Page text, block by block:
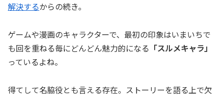
解決するからの続き。
ゲームや漫画のキャラクターで、最初の印象はいまいちで
も回を重ねる毎にどんどん魅力的になる 「スルメキャラ」
っているよね。
得てして名脇役とも言える存在。ストーリーを語る上で欠